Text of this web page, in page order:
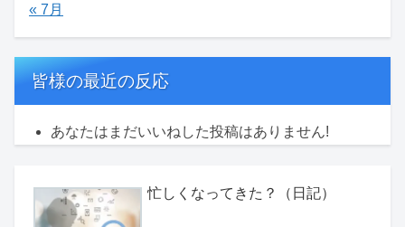
« 7月
皆様の最近の反応
あなたはまだいいねした投稿はありません!
忙しくなってきた？（日記）